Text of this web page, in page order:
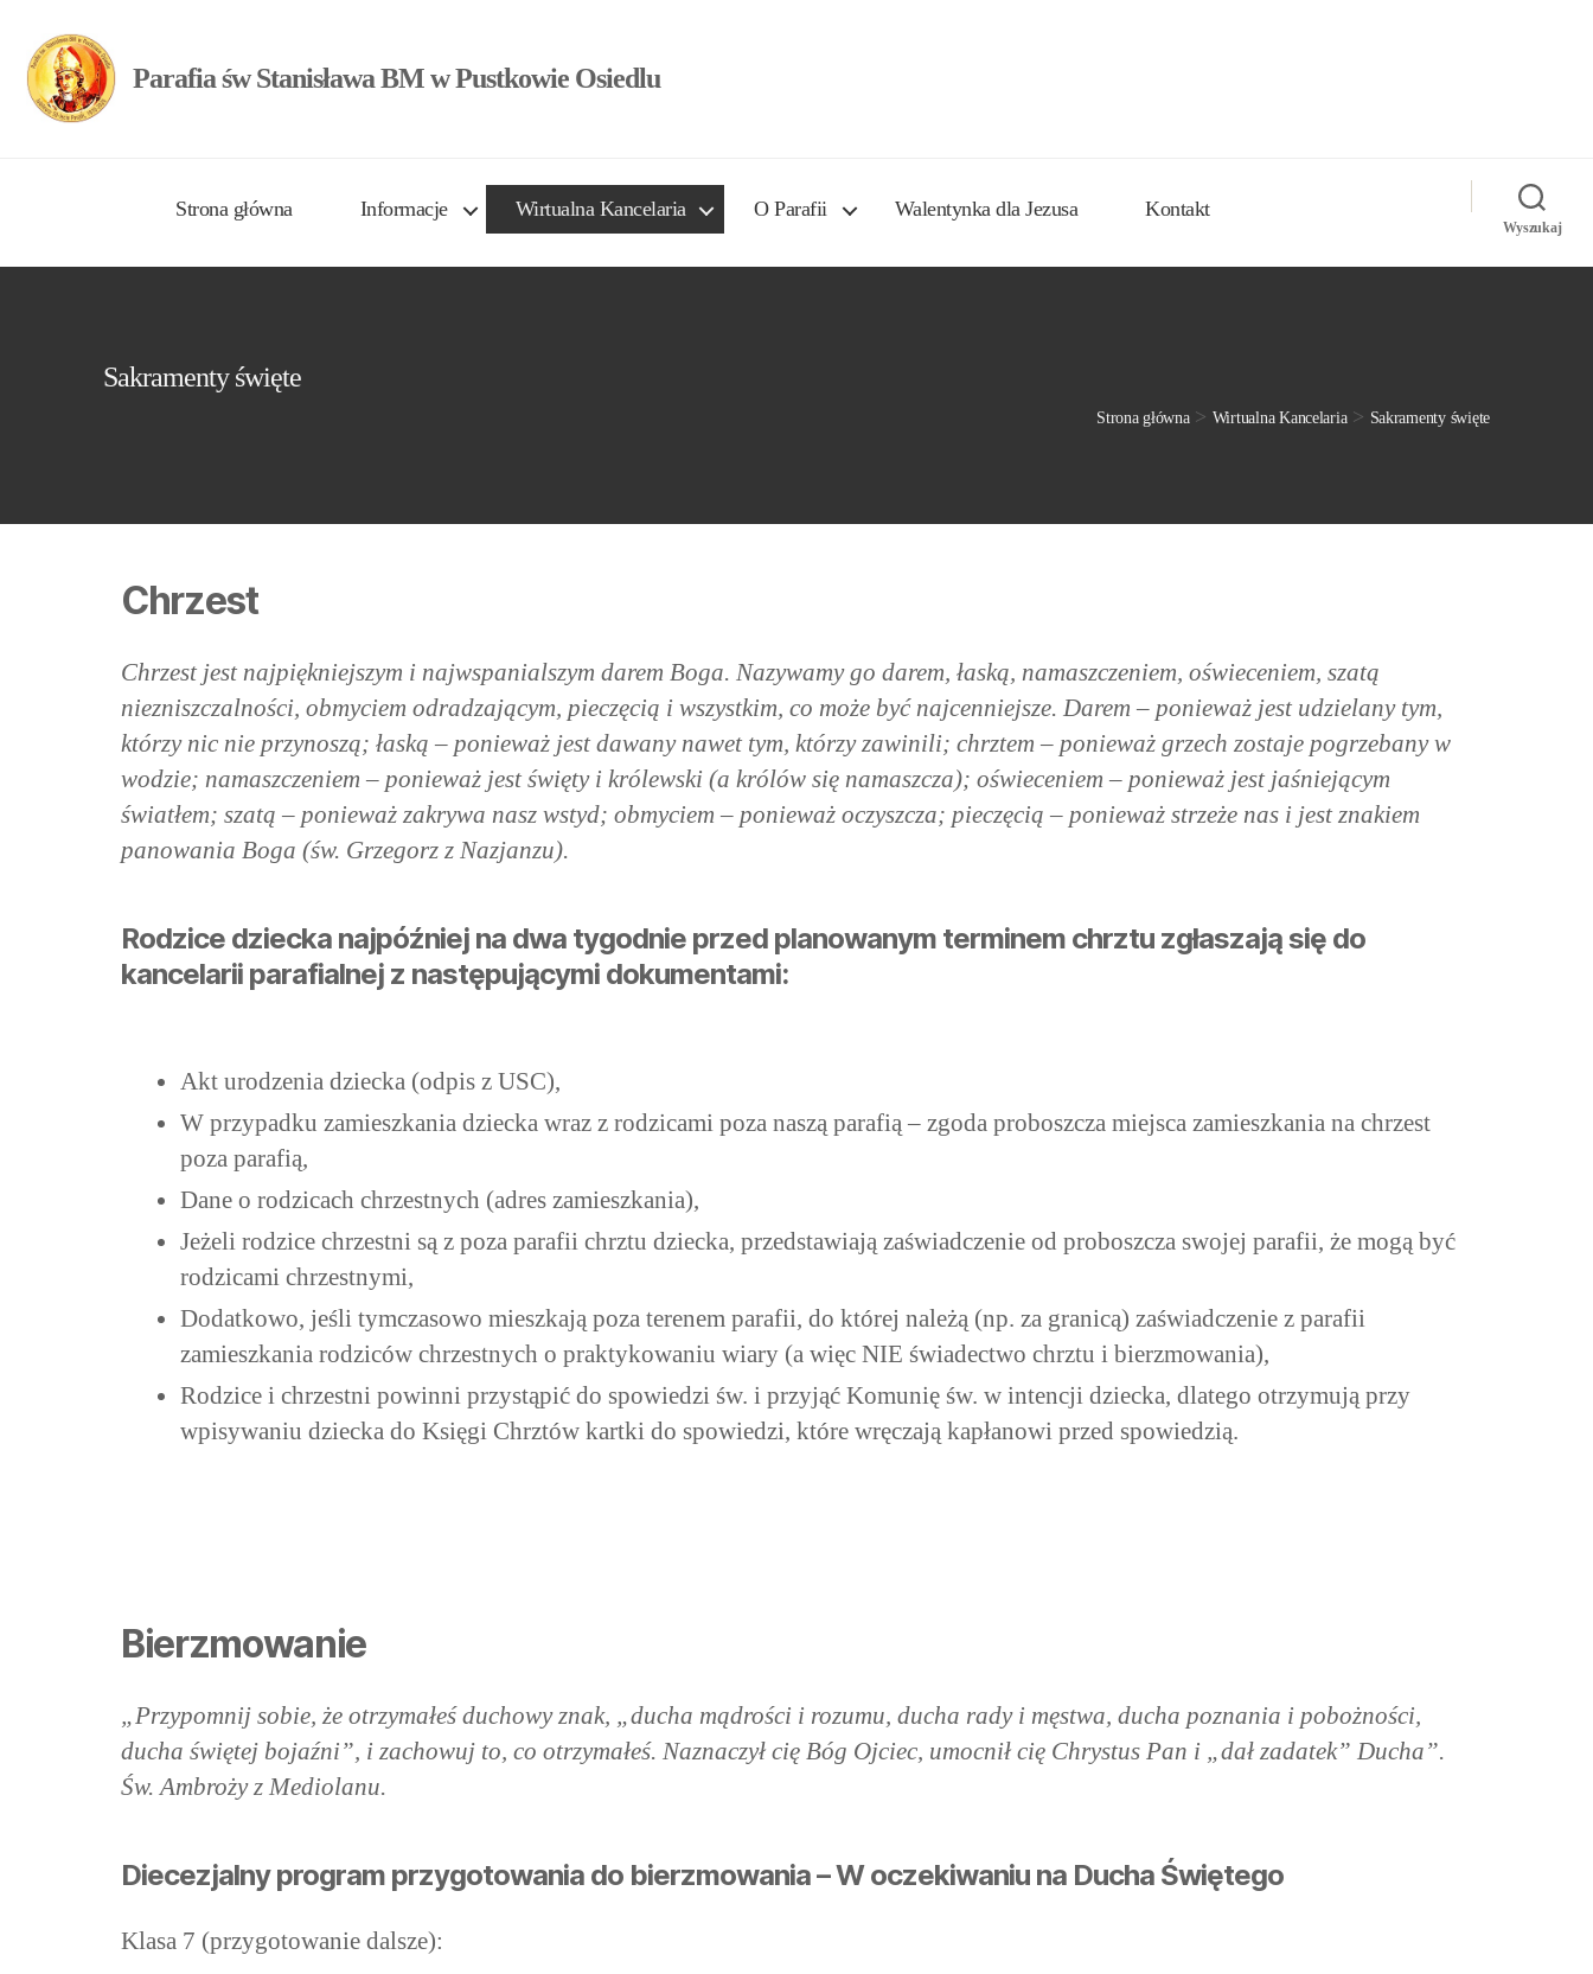
Parafia św Stanisława BM w Pustkowie Osiedlu
Strona główna Informacje Wirtualna Kancelaria O Parafii Walentynka dla Jezusa Kontakt
Wyszukaj
Sakramenty święte
Strona główna> Wirtualna Kancelaria> Sakramenty święte
Chrzest
Chrzest jest najpiękniejszym i najwspanialszym darem Boga. Nazywamy go darem, łaską, namaszczeniem, oświeceniem, szatą
niezniszczalności, obmyciem odradzającym, pieczęcią i wszystkim, co może być najcenniejsze. Darem – ponieważ jest udzielany tym,
którzy nic nie przynoszą; łaską – ponieważ jest dawany nawet tym, którzy zawinili; chrztem – ponieważ grzech zostaje pogrzebany w
wodzie; namaszczeniem – ponieważ jest święty i królewski (a królów się namaszcza); oświeceniem – ponieważ jest jaśniejącym
światłem; szatą – ponieważ zakrywa nasz wstyd; obmyciem – ponieważ oczyszcza; pieczęcią – ponieważ strzeże nas i jest znakiem
panowania Boga (św. Grzegorz z Nazjanzu).
Rodzice dziecka najpóźniej na dwa tygodnie przed planowanym terminem chrztu zgłaszają się do
kancelarii parafialnej z następującymi dokumentami:
Akt urodzenia dziecka (odpis z USC),
W przypadku zamieszkania dziecka wraz z rodzicami poza naszą parafią – zgoda proboszcza miejsca zamieszkania na chrzest
poza parafią,
Dane o rodzicach chrzestnych (adres zamieszkania),
Jeżeli rodzice chrzestni są z poza parafii chrztu dziecka, przedstawiają zaświadczenie od proboszcza swojej parafii, że mogą być
rodzicami chrzestnymi,
Dodatkowo, jeśli tymczasowo mieszkają poza terenem parafii, do której należą (np. za granicą) zaświadczenie z parafii
zamieszkania rodziców chrzestnych o praktykowaniu wiary (a więc NIE świadectwo chrztu i bierzmowania),
Rodzice i chrzestni powinni przystąpić do spowiedzi św. i przyjąć Komunię św. w intencji dziecka, dlatego otrzymują przy
wpisywaniu dziecka do Księgi Chrztów kartki do spowiedzi, które wręczają kapłanowi przed spowiedzią.
Bierzmowanie
„Przypomnij sobie, że otrzymałeś duchowy znak, „ducha mądrości i rozumu, ducha rady i męstwa, ducha poznania i pobożności,
ducha świętej bojaźni”, i zachowuj to, co otrzymałeś. Naznaczył cię Bóg Ojciec, umocnił cię Chrystus Pan i „dał zadatek” Ducha”.
Św. Ambroży z Mediolanu.
Diecezjalny program przygotowania do bierzmowania – W oczekiwaniu na Ducha Świętego
Klasa 7 (przygotowanie dalsze):